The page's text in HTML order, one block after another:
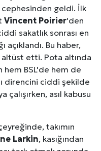
geldi. İlk
Vincent Poirier'den
sakatlık sonrası en
açıklandı. Bu haber,
altüst etti. Pota altında
hem BSL'de hem de
direncini ciddi şekilde
asıl kabusu
takımın
Larkin, kasığından